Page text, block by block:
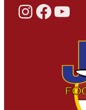
Instagram Facebook YouTube